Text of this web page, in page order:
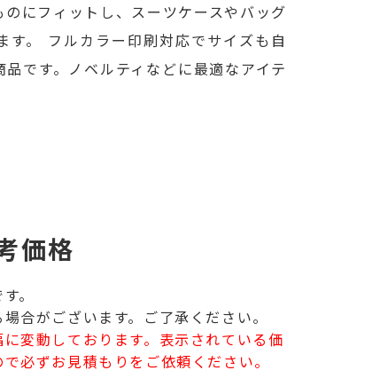
にフィットし、スーツケースやバッグ
。 ​フルカラー印刷対応でサイズも自
です。ノベルティなどに最適なアイテ
価格
。
合がございます。ご了承ください。
変動しております。表示されている価
必ずお見積もりをご依頼ください。